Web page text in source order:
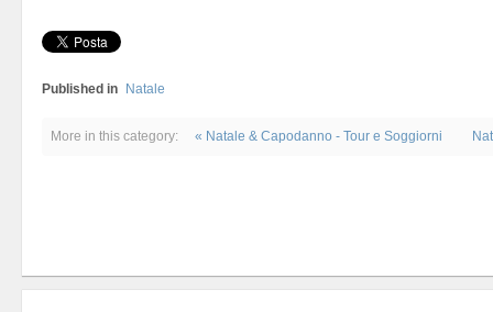
Published in Natale
More in this category: « Natale & Capodanno - Tour e Soggiorni